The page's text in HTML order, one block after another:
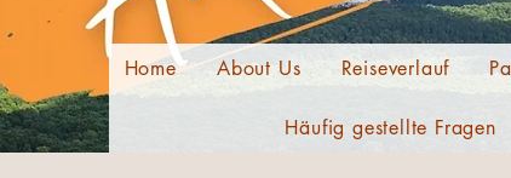
Home About Us Reiseverlauf
Häufig gestellte Fragen